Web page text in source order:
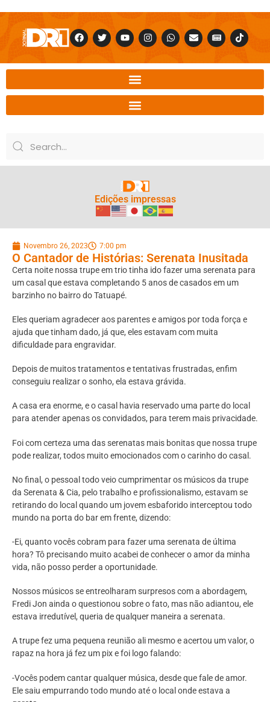
Edições impressas
Novembro 26, 2023 7:00 pm
O Cantador de Histórias: Serenata Inusitada
Certa noite nossa trupe em trio tinha ido fazer uma serenata para
um casal que estava completando 5 anos de casados em um
barzinho no bairro do Tatuapé.
Eles queriam agradecer aos parentes e amigos por toda força e
ajuda que tinham dado, já que, eles estavam com muita
dificuldade para engravidar.
Depois de muitos tratamentos e tentativas frustradas, enfim
conseguiu realizar o sonho, ela estava grávida.
A casa era enorme, e o casal havia reservado uma parte do local
para atender apenas os convidados, para terem mais privacidade.
Foi com certeza uma das serenatas mais bonitas que nossa trupe
pode realizar, todos muito emocionados com o carinho do casal.
No final, o pessoal todo veio cumprimentar os músicos da trupe
da Serenata & Cia, pelo trabalho e profissionalismo, estavam se
retirando do local quando um jovem esbaforido interceptou todo
mundo na porta do bar em frente, dizendo:
-Ei, quanto vocês cobram para fazer uma serenata de última
hora? Tô precisando muito acabei de conhecer o amor da minha
vida, não posso perder a oportunidade.
Nossos músicos se entreolharam surpresos com a abordagem,
Fredi Jon ainda o questionou sobre o fato, mas não adiantou, ele
estava irredutível, queria de qualquer maneira a serenata.
A trupe fez uma pequena reunião ali mesmo e acertou um valor, o
rapaz na hora já fez um pix e foi logo falando:
-Vocês podem cantar qualquer música, desde que fale de amor.
Ele saiu empurrando todo mundo até o local onde estava a